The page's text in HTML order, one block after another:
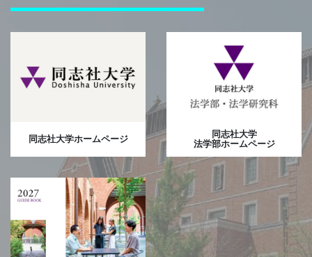
同志社大学ホームページ
同志社大学
法学部ホームページ